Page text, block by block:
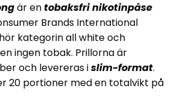
är entobaksfri nikotinpåse
Brands International
kategorin all white och
ingen tobak. Prillorna är
och levereras islim-format.
20 portioner med en totalvikt på